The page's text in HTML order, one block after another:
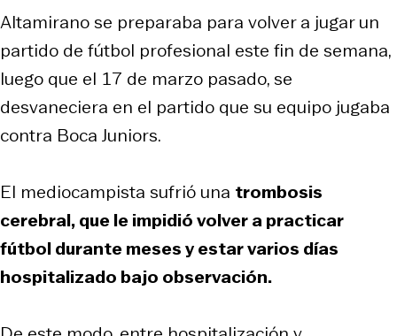
Altamirano se preparaba para volver a jugar un
partido de fútbol profesional este fin de semana,
luego que el 17 de marzo pasado, se
desvaneciera en el partido que su equipo jugaba
contra Boca Juniors.
El mediocampista sufrió una trombosis
cerebral, que le impidió volver a practicar
fútbol durante meses y estar varios días
hospitalizado bajo observación.